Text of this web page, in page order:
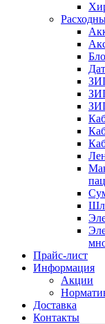
Прайс-лист
Информация
Акции
Доставка
Контакты